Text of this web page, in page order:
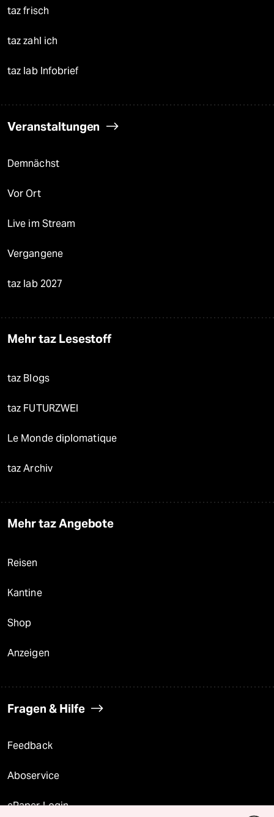
taz frisch
taz zahl ich
taz lab Infobrief
Veranstaltungen
Demnächst
Vor Ort
Live im Stream
Vergangene
taz lab 2027
Mehr taz Lesestoff
taz Blogs
taz FUTURZWEI
Le Monde diplomatique
taz Archiv
Mehr taz Angebote
Reisen
Kantine
Shop
Anzeigen
Fragen & Hilfe
Feedback
Aboservice
ePaper Login